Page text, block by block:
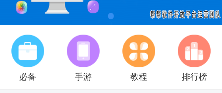
必备 手游 教程 排行榜